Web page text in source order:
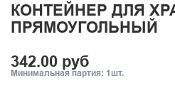
КОНТЕЙНЕР ДЛЯ
ПРЯМОУГОЛЬНЫЙ
342.00 руб
Минимальная партия: 1шт.